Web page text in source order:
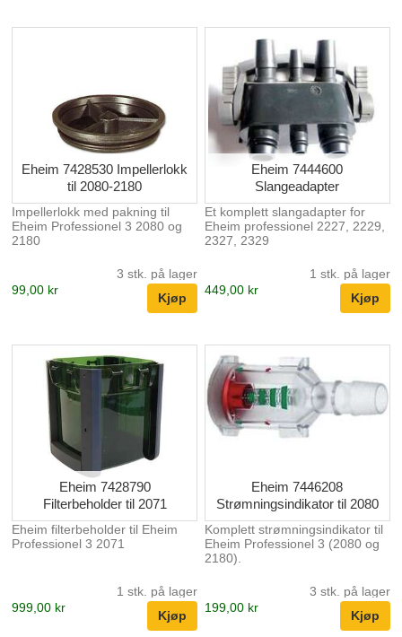
Eheim 7428530 Impellerlokk
til 2080-2180
Impellerlokk med pakning til
Eheim Professionel 3 2080 og
2180
3 stk. på lager
99,00 kr
Eheim 7444600
Slangeadapter
Et komplett slangadapter for
Eheim professionel 2227, 2229,
2327, 2329
1 stk. på lager
449,00 kr
Eheim 7428790
Filterbeholder til 2071
Eheim filterbeholder til Eheim
Professionel 3 2071
1 stk. på lager
999,00 kr
Eheim 7446208
Strømningsindikator til 2080
Komplett strømningsindikator til
Eheim Professionel 3 (2080 og
2180).
3 stk. på lager
199,00 kr